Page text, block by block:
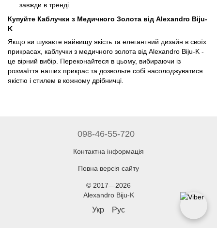
завжди в тренді.
Купуйте Каблучки з Медичного Золота від Alexandro Biju-
K
Якщо ви шукаєте найвищу якість та елегантний дизайн в своїх
прикрасах, каблучки з медичного золота від Alexandro Biju-K -
це вірний вибір. Переконайтеся в цьому, вибираючи із
розмаїття наших прикрас та дозвольте собі насолоджуватися
якістю і стилем в кожному дрібничці.
098-46-55-720
Контактна інформація
Повна версія сайту
© 2017—2026
Alexandro Biju-K
Укр Рус